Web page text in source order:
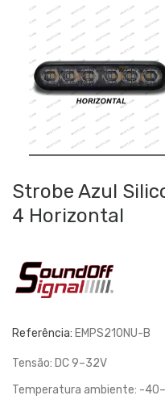
Strobe Azul
4 Horizontal
Referência: EMPS210NU-B
Tensão: DC 9–32V
Temperatura ambiente: -